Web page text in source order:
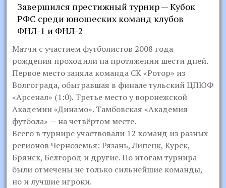
Завершился престижный турнир — Кубок
РФС среди юношеских команд клубов
ФНЛ-1 и ФНЛ-2
Матчи с участием футболистов 2008 года
рождения проходили на протяжении шести дней.
Первое место заняла команда СК «Ротор» из
Волгограда, обыгравшая в финале тульский ЦПЮФ
«Арсенал» (1:0). Третье место у воронежской
Академии «Динамо». Тамбовская «Академия
футбола» — на четвёртом месте.
Всего в турнире участвовали 12 команд из разных
регионов Черноземья: Рязань, Липецк, Курск,
Брянск, Белгород и другие. По итогам турнира
были отмечены не только сильнейшие команды,
но и лучшие игроки.